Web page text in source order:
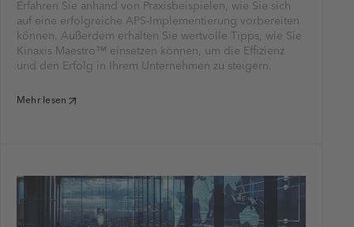
Erfahren Sie anhand von Praxisbeispielen, wie Sie sich
auf eine erfolgreiche APS-Implementierung vorbereiten
können. Außerdem erhalten Sie wertvolle Tipps, wie Sie
Kinaxis Maestro™ einsetzen können, um die Effizienz
und den Erfolg in Ihrem Unternehmen zu steigern.
Mehr lesen